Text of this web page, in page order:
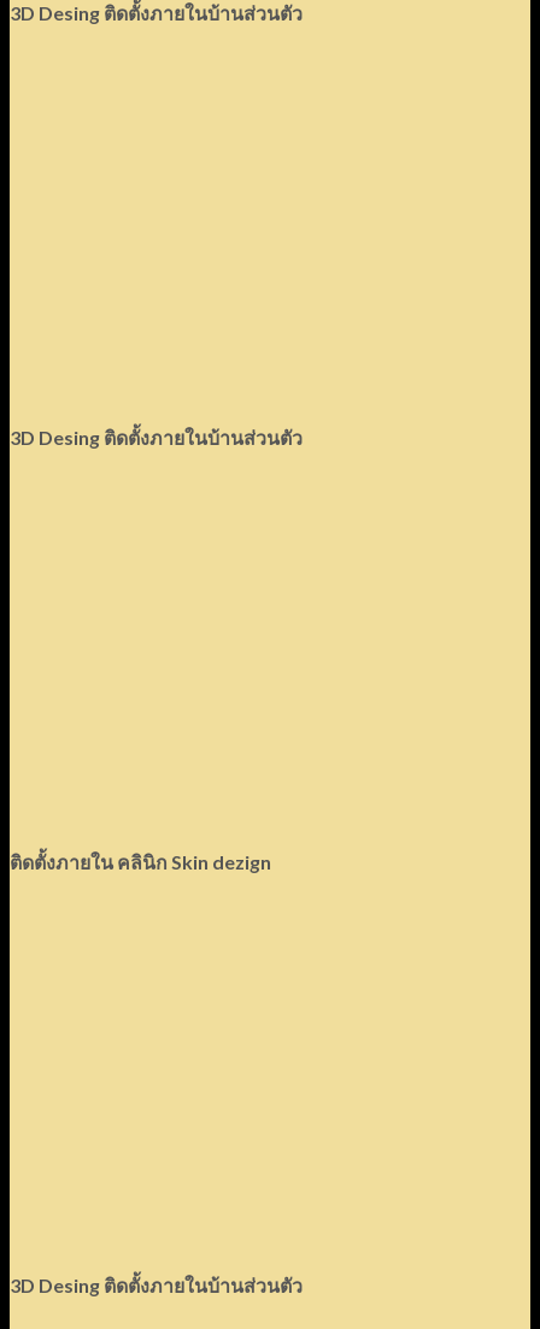
3D Desing ติดตั้งภายในบ้านส่วนตัว
3D Desing ติดตั้งภายในบ้านส่วนตัว
ติดตั้งภายใน คลินิก Skin dezign
3D Desing ติดตั้งภายในบ้านส่วนตัว